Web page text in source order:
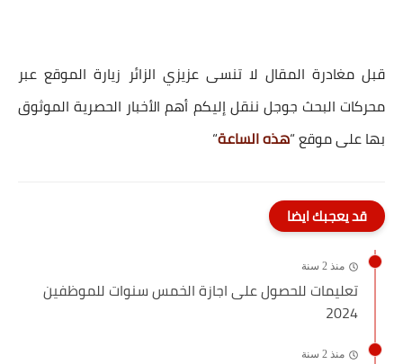
قبل مغادرة المقال لا تنسى عزيزي الزائر زيارة الموقع عبر
محركات البحث جوجل ننقل إليكم أهم الأخبار الحصرية الموثوق
بها على موقع “هذه الساعة“
قد يعجبك ايضا
منذ 2 سنة
تعليمات للحصول على اجازة الخمس سنوات للموظفين
2024
منذ 2 سنة